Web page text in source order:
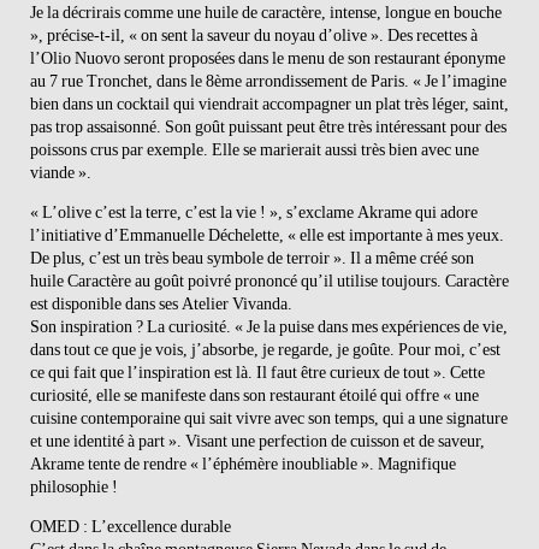
Je la décrirais comme une huile de caractère, intense, longue en bouche
», précise-t-il, « on sent la saveur du noyau d’olive ». Des recettes à
l’Olio Nuovo seront proposées dans le menu de son restaurant éponyme
au 7 rue Tronchet, dans le 8ème arrondissement de Paris. « Je l’imagine
bien dans un cocktail qui viendrait accompagner un plat très léger, saint,
pas trop assaisonné. Son goût puissant peut être très intéressant pour des
poissons crus par exemple. Elle se marierait aussi très bien avec une
viande ».
« L’olive c’est la terre, c’est la vie ! », s’exclame Akrame qui adore
l’initiative d’Emmanuelle Déchelette, « elle est importante à mes yeux.
De plus, c’est un très beau symbole de terroir ». Il a même créé son
huile Caractère au goût poivré prononcé qu’il utilise toujours. Caractère
est disponible dans ses Atelier Vivanda.
Son inspiration ? La curiosité. « Je la puise dans mes expériences de vie,
dans tout ce que je vois, j’absorbe, je regarde, je goûte. Pour moi, c’est
ce qui fait que l’inspiration est là. Il faut être curieux de tout ». Cette
curiosité, elle se manifeste dans son restaurant étoilé qui offre « une
cuisine contemporaine qui sait vivre avec son temps, qui a une signature
et une identité à part ». Visant une perfection de cuisson et de saveur,
Akrame tente de rendre « l’éphémère inoubliable ». Magnifique
philosophie !
OMED : L’excellence durable